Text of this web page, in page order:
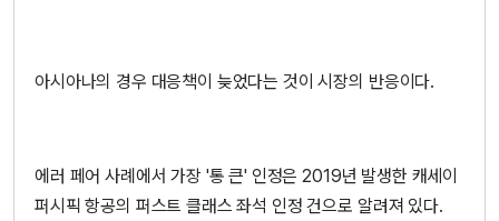
아시아나의 경우 대응책이 늦었다는 것이 시장의 반응이다.
에러 페어 사례에서 가장 '통 큰' 인정은 2019년 발생한 캐세이
퍼시픽 항공의 퍼스트 클래스 좌석 인정 건으로 알려져 있다.